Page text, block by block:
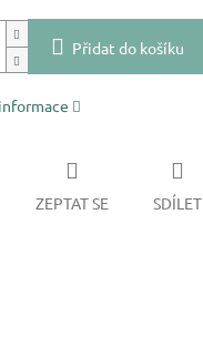
Přidat do košíku
ZEPTAT SE SDÍLET